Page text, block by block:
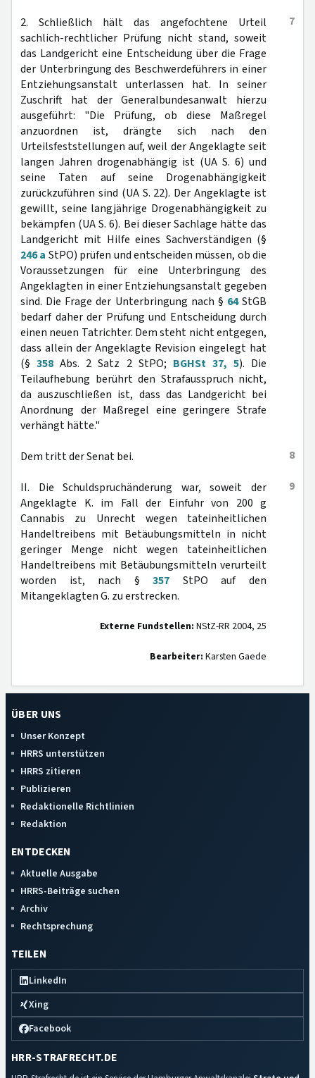
7
2. Schließlich hält das angefochtene Urteil
sachlich-rechtlicher Prüfung nicht stand, soweit
das Landgericht eine Entscheidung über die Frage
der Unterbringung des Beschwerdeführers in einer
Entziehungsanstalt unterlassen hat. In seiner
Zuschrift hat der Generalbundesanwalt hierzu
ausgeführt: "Die Prüfung, ob diese Maßregel
anzuordnen ist, drängte sich nach den
Urteilsfeststellungen auf, weil der Angeklagte seit
langen Jahren drogenabhängig ist (UA S. 6) und
seine Taten auf seine Drogenabhängigkeit
zurückzuführen sind (UA S. 22). Der Angeklagte ist
gewillt, seine langjährige Drogenabhängigkeit zu
bekämpfen (UA S. 6). Bei dieser Sachlage hätte das
Landgericht mit Hilfe eines Sachverständigen (§
246 a StPO) prüfen und entscheiden müssen, ob die
Voraussetzungen für eine Unterbringung des
Angeklagten in einer Entziehungsanstalt gegeben
sind. Die Frage der Unterbringung nach § 64StGB
bedarf daher der Prüfung und Entscheidung durch
einen neuen Tatrichter. Dem steht nicht entgegen,
dass allein der Angeklagte Revision eingelegt hat
(§358 Abs. 2 Satz 2 StPO; BGHSt 37, 5). Die
Teilaufhebung berührt den Strafausspruch nicht,
da auszuschließen ist, dass das Landgericht bei
Anordnung der Maßregel eine geringere Strafe
verhängt hätte."
8
Dem tritt der Senat bei.
9
II. Die Schuldspruchänderung war, soweit der
Angeklagte K. im Fall der Einfuhr von 200 g
Cannabis zu Unrecht wegen tateinheitlichen
Handeltreibens mit Betäubungsmitteln in nicht
geringer Menge nicht wegen tateinheitlichen
Handeltreibens mit Betäubungsmitteln verurteilt
worden ist, nach §357 StPO auf den
Mitangeklagten G. zu erstrecken.
Externe Fundstellen: NStZ-RR 2004, 25
Bearbeiter: Karsten Gaede
ÜBER UNS
Unser Konzept
HRRS unterstützen
HRRS zitieren
Publizieren
Redaktionelle Richtlinien
Redaktion
ENTDECKEN
Aktuelle Ausgabe
HRRS-Beiträge suchen
Archiv
Rechtsprechung
TEILEN
LinkedIn
Xing
Facebook
HRR-STRAFRECHT.DE